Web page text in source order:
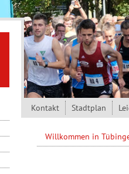
Kontakt Stadtplan
Willkommen in